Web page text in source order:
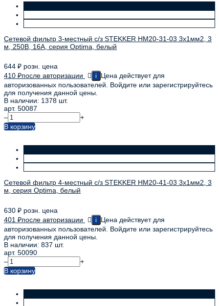
Сетевой фильтр 3-местный с/з STEKKER HM20-31-03 3x1мм2, 3
м, 250В, 16А, серия Optima, белый
644 ₽ розн. цена
410 ₽после авторизации i
Цена действует для
авторизованных пользователей. Войдите или зарегистрируйтесь
для получения данной цены.
В наличии: 1378 шт.
арт. 50087
–
+
В корзину
Сетевой фильтр 4-местный с/з STEKKER HM20-41-03 3x1мм2, 3
м, серия Optima, белый
630 ₽ розн. цена
401 ₽после авторизации i
Цена действует для
авторизованных пользователей. Войдите или зарегистрируйтесь
для получения данной цены.
В наличии: 837 шт.
арт. 50090
–
+
В корзину